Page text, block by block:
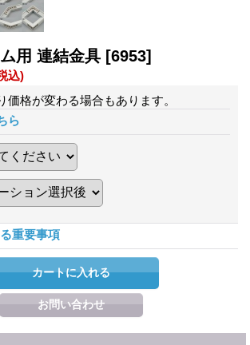
用 連結金具 [6953]
込)
価格が変わる場合もあります。
ら
重要事項